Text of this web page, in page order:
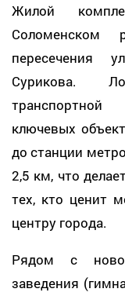
Жилой
Соломенском
пересечения
Сурикова.
ключевых
до станции метро
2,5 км, что
тех, кто ценит
центру города.
Рядом с
заведения